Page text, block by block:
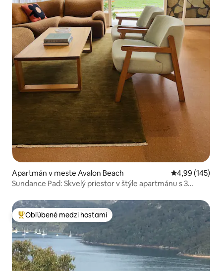
Apartmán v meste Avalon Beach Priemerné
4,99 (145)
Sundance Pad: Skvelý priestor v štýle apartmánu s 3
Najobľúbenejšie medzi hosťami
Obľúbené medzi hosťami